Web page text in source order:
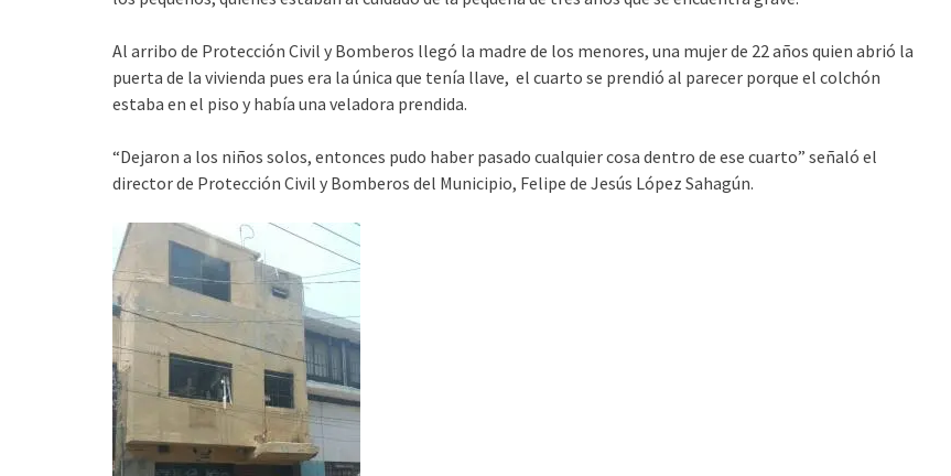
Al arribo de Protección Civil y Bomberos llegó la madre de los menores, una mujer de 22 años quien abrió la
puerta de la vivienda pues era la única que tenía llave, el cuarto se prendió al parecer porque el colchón
estaba en el piso y había una veladora prendida.
“Dejaron a los niños solos, entonces pudo haber pasado cualquier cosa dentro de ese cuarto” señaló el
director de Protección Civil y Bomberos del Municipio, Felipe de Jesús López Sahagún.